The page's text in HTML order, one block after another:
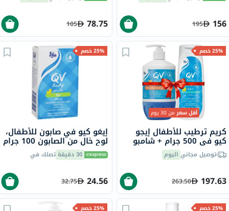
156
195
78.75
105
25% خصم
أقل سعرمن 30 يوم
كريم ترطيب للأطفال إيجو
كيو في 500 جرام + شامبو
وبلسم 2 في 1 500 جرام
توصيل مجاني اليوم
197.63
263.50
25% خصم
إيغو كيو في صابون للأطفال،
لوح خالٍ من الصابون 100 جرام
30 دقيقة تصلك في
24.56
32.75
25% خصم 25% خصم